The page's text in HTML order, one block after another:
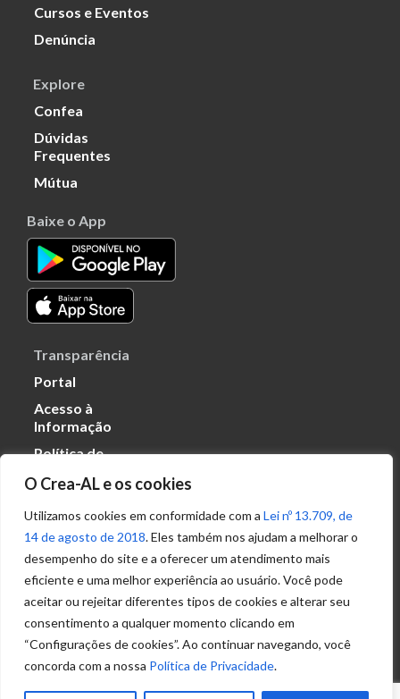
O Crea-AL e os cookies
Utilizamos cookies em conformidade com a Lei nº 13.709, de
14 de agosto de 2018. Eles também nos ajudam a melhorar o
desempenho do site e a oferecer um atendimento mais
eficiente e uma melhor experiência ao usuário. Você pode
aceitar ou rejeitar diferentes tipos de cookies e alterar seu
consentimento a qualquer momento clicando em
“Configurações de cookies”. Ao continuar navegando, você
concorda com a nossa Política de Privacidade.
Cursos e Eventos
Denúncia
Explore
Confea
Dúvidas
Frequentes
Mútua
Baixe o App
Transparência
Portal
Acesso à
Informação
Política de
Dados
Ouvidoria
(82) 2123 0864
ouvidoria@crea-al.org.br
Fale Conosco
(82) 2123 0866